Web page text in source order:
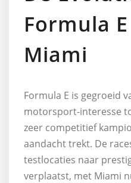
Formula
Miami
Formula E is gegroeid
motorsport-interesse
zeer competitief
aandacht trekt. De
testlocaties naar
verplaatst, met Miami